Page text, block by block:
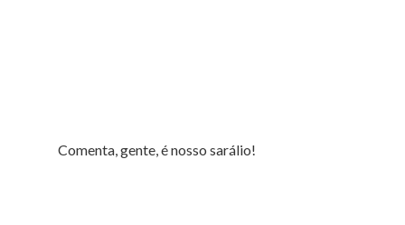
Comenta, gente, é nosso sarálio!